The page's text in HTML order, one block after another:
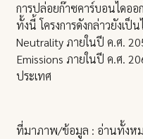
การปล่อยก๊าซคาร์บอนไดอ
ทั้งนี้ โครงการดังกล่าวยังเป็
Neutrality ภายในปี ค.ศ.
Emissions ภายในปี ค.ศ.
ประเทศ
ที่มาภาพ/ข้อมูล : อ่านทั้งห